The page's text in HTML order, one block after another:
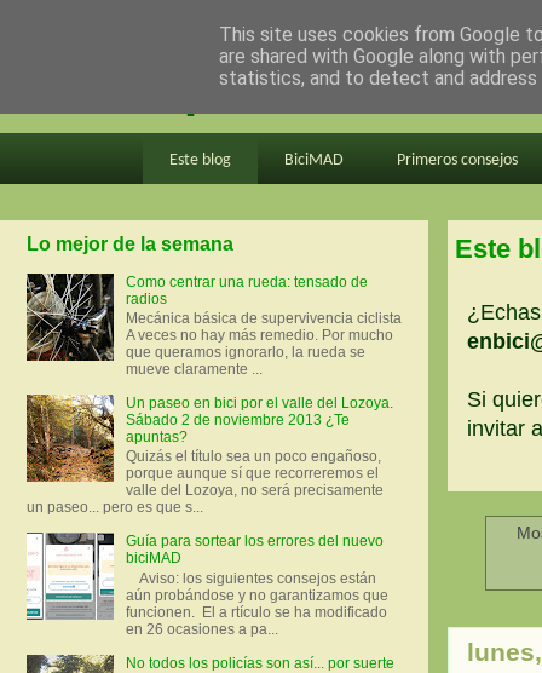
en bici por madrid
Este blog BiciMAD Primeros consejos
Este
Si
invitar
Lo mejor de la semana
Como centrar una rueda: tensado de
radios
Mecánica básica de supervivencia ciclista
A veces no hay más remedio. Por mucho
que queramos ignorarlo, la rueda se
mueve claramente ...
Un paseo en bici por el valle del Lozoya.
Sábado 2 de noviembre 2013 ¿Te
apuntas?
Quizás el título sea un poco engañoso,
porque aunque sí que recorreremos el
valle del Lozoya, no será precisamente
un paseo... pero es que s...
Guía para sortear los errores del nuevo
biciMAD
Aviso: los siguientes consejos están
aún probándose y no garantizamos que
funcionen. El a rtículo se ha modificado
en 26 ocasiones a pa...
No todos los policías son así... por suerte
This site uses cookies from Google
are shared with Google along with
statistics, and to detect and address